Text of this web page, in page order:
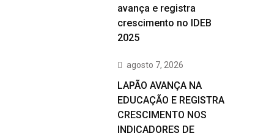
avança e registra
crescimento no IDEB
2025
agosto 7, 2026
LAPÃO AVANÇA NA
EDUCAÇÃO E REGISTRA
CRESCIMENTO NOS
INDICADORES DE